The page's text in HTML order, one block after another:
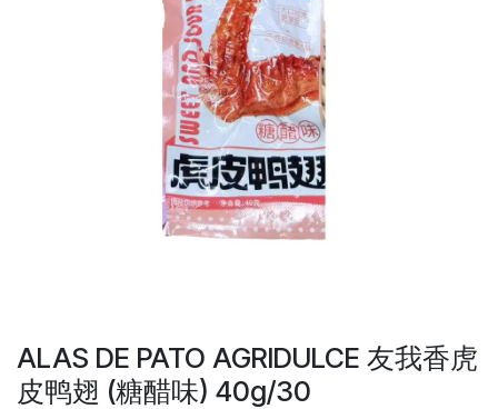
ALAS DE PATO AGRIDULCE 友我香虎
皮鸭翅 (糖醋味) 40g/30